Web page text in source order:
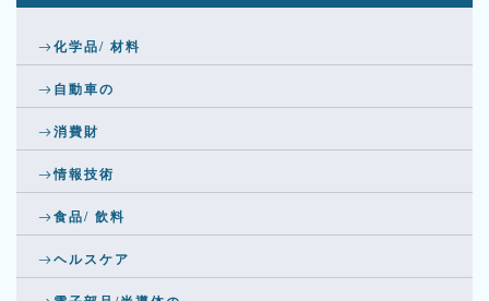
化学品/ 材料
自動車の
消費財
情報技術
食品/ 飲料
ヘルスケア